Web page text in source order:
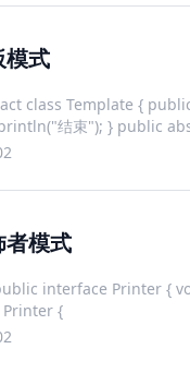
模式
class Template {
结束"); } public
者模式
interface Printer {
{